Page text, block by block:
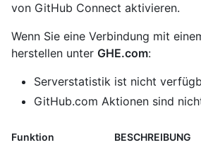
von GitHub Connect aktivieren.
Wenn Sie eine Verbindung mit
herstellen unter GHE.com:
Serverstatistik ist nicht
GitHub.com Aktionen sind
Funktion BESCHREIBUNG